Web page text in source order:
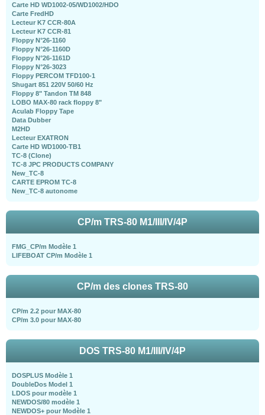
Carte HD WD1002-05/WD1002/HDO
Carte FredHD
Lecteur K7 CCR-80A
Lecteur K7 CCR-81
Floppy N°26-1160
Floppy N°26-1160D
Floppy N°26-1161D
Floppy N°26-3023
Floppy PERCOM TFD100-1
Shugart 851 220V 50/60 Hz
Floppy 8" Tandon TM 848
LOBO MAX-80 rack floppy 8"
Aculab Floppy Tape
Data Dubber
M2HD
Lecteur EXATRON
Carte HD WD1000-TB1
TC-8 (Clone)
TC-8 JPC PRODUCTS COMPANY
New_TC-8
CARTE EPROM TC-8
New_TC-8 autonome
CP/m TRS-80 M1/III/IV/4P
FMG_CP/m Modèle 1
LIFEBOAT CP/m Modèle 1
CP/m des clones TRS-80
CP/m 2.2 pour MAX-80
CP/m 3.0 pour MAX-80
DOS TRS-80 M1/III/IV/4P
DOSPLUS Modèle 1
DoubleDos Model 1
LDOS pour modèle 1
NEWDOS/80 modèle 1
NEWDOS+ pour Modèle 1